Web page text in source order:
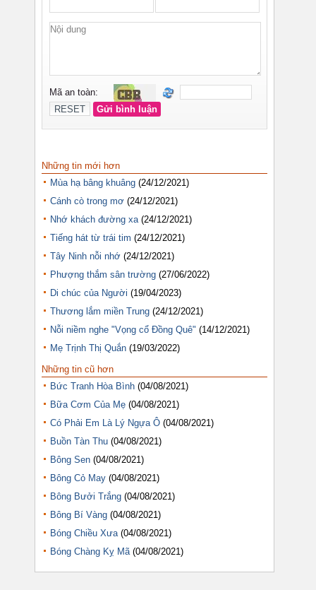
Những tin mới hơn
Mùa hạ bâng khuâng (24/12/2021)
Cánh cò trong mơ (24/12/2021)
Nhớ khách đường xa (24/12/2021)
Tiếng hát từ trái tim (24/12/2021)
Tây Ninh nỗi nhớ (24/12/2021)
Phượng thắm sân trường (27/06/2022)
Di chúc của Người (19/04/2023)
Thương lắm miền Trung (24/12/2021)
Nỗi niềm nghe "Vọng cổ Đồng Quê" (14/12/2021)
Mẹ Trịnh Thị Quắn (19/03/2022)
Những tin cũ hơn
Bức Tranh Hòa Bình (04/08/2021)
Bữa Cơm Của Mẹ (04/08/2021)
Có Phải Em Là Lý Ngựa Ô (04/08/2021)
Buồn Tàn Thu (04/08/2021)
Bông Sen (04/08/2021)
Bông Cỏ May (04/08/2021)
Bông Bưởi Trắng (04/08/2021)
Bông Bí Vàng (04/08/2021)
Bóng Chiều Xưa (04/08/2021)
Bóng Chàng Kỵ Mã (04/08/2021)